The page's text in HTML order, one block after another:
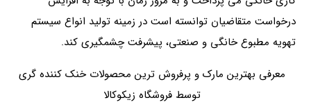
درخواست متقاضیان توانسته است در زمینه تولید انواع سیستم
تهویه مطبوع خانگی و صنعتی، پیشرفت چشمگیری کند.
معرفی بهترین مارک و پرفروش ترین محصولات خنک کننده گری
توسط فروشگاه زیکوکالا